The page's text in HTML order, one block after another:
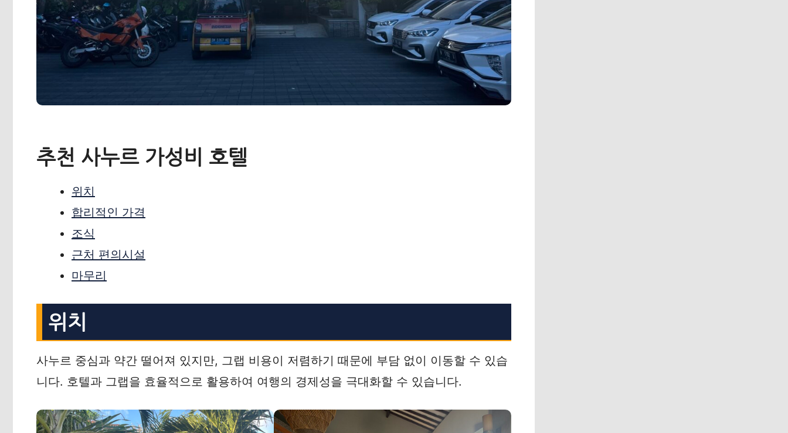
추천 사누르 가성비 호텔
위치
합리적인 가격
조식
근처 편의시설
마무리
위치
사누르 중심과 약간 떨어져 있지만, 그랩 비용이 저렴하기 때문에 부담 없이 이동할 수 있습
니다. 호텔과 그랩을 효율적으로 활용하여 여행의 경제성을 극대화할 수 있습니다.